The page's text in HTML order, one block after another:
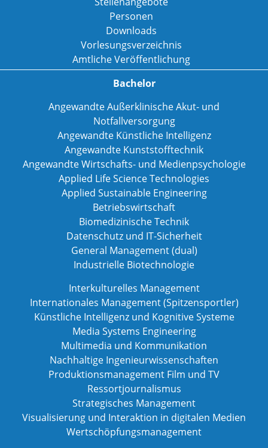
Personen
Downloads
Vorlesungsverzeichnis
Amtliche Veröffentlichung
Bachelor
Angewandte Außerklinische Akut- und
Notfallversorgung
Angewandte Künstliche Intelligenz
Angewandte Kunststofftechnik
Angewandte Wirtschafts- und Medienpsychologie
Applied Life Science Technologies
Applied Sustainable Engineering
Betriebswirtschaft
Biomedizinische Technik
Datenschutz und IT-Sicherheit
General Management (dual)
Industrielle Biotechnologie
Interkulturelles Management
Internationales Management (Spitzensportler)
Künstliche Intelligenz und Kognitive Systeme
Media Systems Engineering
Multimedia und Kommunikation
Nachhaltige Ingenieurwissenschaften
Produktionsmanagement Film und TV
Ressortjournalismus
Strategisches Management
Visualisierung und Interaktion in digitalen Medien
Wertschöpfungsmanagement